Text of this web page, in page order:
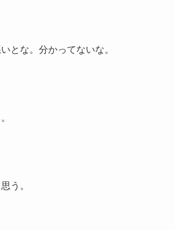
とな。分かってないな。
う。